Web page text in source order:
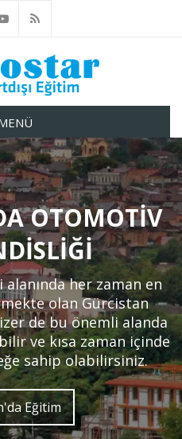
OTOMOTIV
her zaman en
olan Gürcistan
de bu önemli alanda
ve kısa zaman içinde
sahip olabilirsiniz.
Eğitim